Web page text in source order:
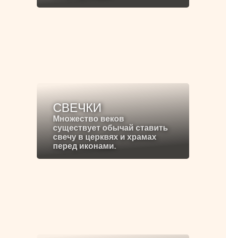
СВЕЧКИ
Множество веков
существует обычай ставить
свечу в церквях и храмах
перед иконами.